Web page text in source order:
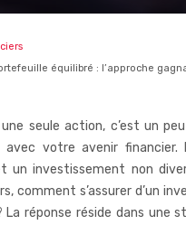
équilibré : l’approche
seule action, c’est un
votre avenir financier.
un investissement non
comment s’assurer d’un
réponse réside dans une